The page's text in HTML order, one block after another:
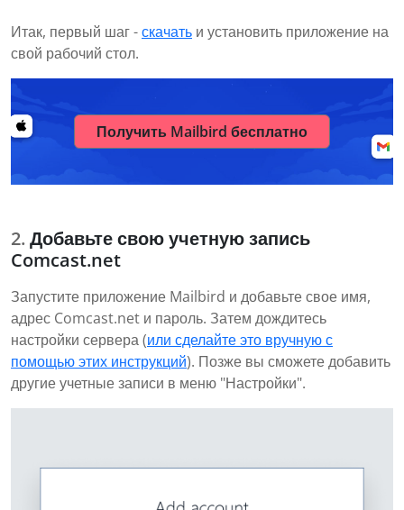
Итак, первый шаг -скачать и установить приложение на
свой рабочий стол.
Получить Mailbird бесплатно
Добавьте свою учетную запись
Comcast.net
Запустите приложение Mailbird и добавьте свое имя,
адрес Comcast.net и пароль. Затем дождитесь
настройки сервера (или сделайте это вручную с
помощью этих инструкций). Позже вы сможете добавить
другие учетные записи в меню "Настройки".